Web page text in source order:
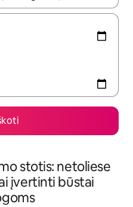
stotis: netoliese
įvertinti būstai